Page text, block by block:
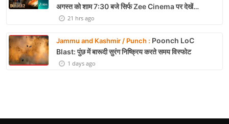
अगस्त को शाम 7:30 बजे सिर्फ Zee Cinema पर देखें
बॉर्डर 221 hrs ago
Jammu and Kashmir / Punch : Poonch LoC
Blast: पुंछ में बारूदी सुरंग निष्क्रिय करते समय विस्फोट
1 days ago